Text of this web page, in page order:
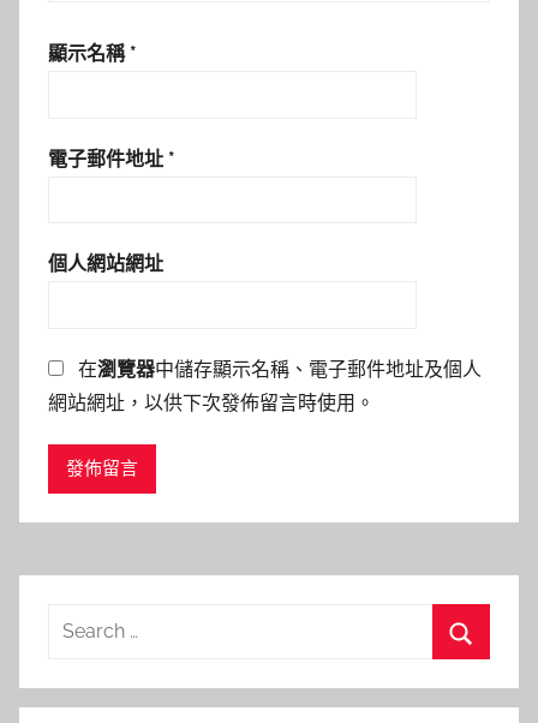
顯示名稱 *
電子郵件地址 *
個人網站網址
在瀏覽器中儲存顯示名稱、電子郵件地址及個人
網站網址，以供下次發佈留言時使用。
Search